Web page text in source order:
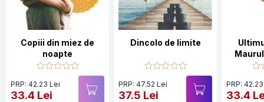
Copiii din miez de
noapte
PRP: 42.23 Lei
33.4 Lei
Dincolo de limite
PRP: 47.52 Lei
37.5 Lei
PRP:
33.4